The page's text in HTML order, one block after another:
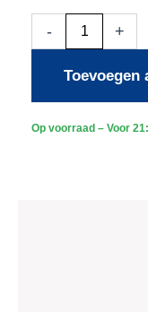
-
Beveiligingscamera
Sony
+
Toevoegen
Op voorraad – Voor